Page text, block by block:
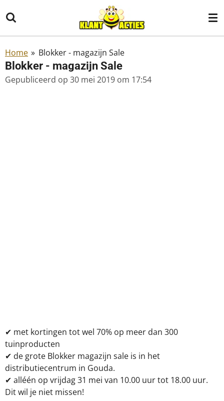
direct
naar
hoofdinhoud
Home » Blokker - magazijn Sale
Blokker - magazijn Sale
Gepubliceerd op 30 mei 2019 om 17:54
✔ met kortingen tot wel 70% op meer dan 300
tuinproducten
✔ de grote Blokker magazijn sale is in het
distributiecentrum in Gouda.
✔ alléén op vrijdag 31 mei van 10.00 uur tot 18.00 uur.
Dit wil je niet missen!